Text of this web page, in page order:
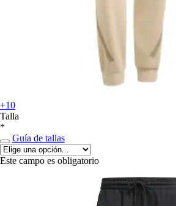
+10
Talla
*
Guía de tallas
Este campo es obligatorio